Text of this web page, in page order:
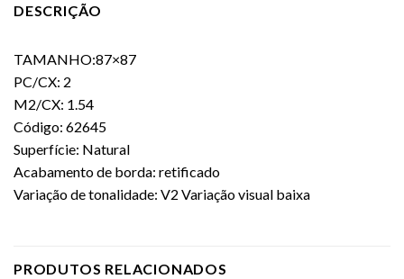
DESCRIÇÃO
TAMANHO:87×87
PC/CX: 2
M2/CX: 1.54
Código: 62645
Superfície: Natural
Acabamento de borda: retificado
Variação de tonalidade: V2 Variação visual baixa
PRODUTOS RELACIONADOS